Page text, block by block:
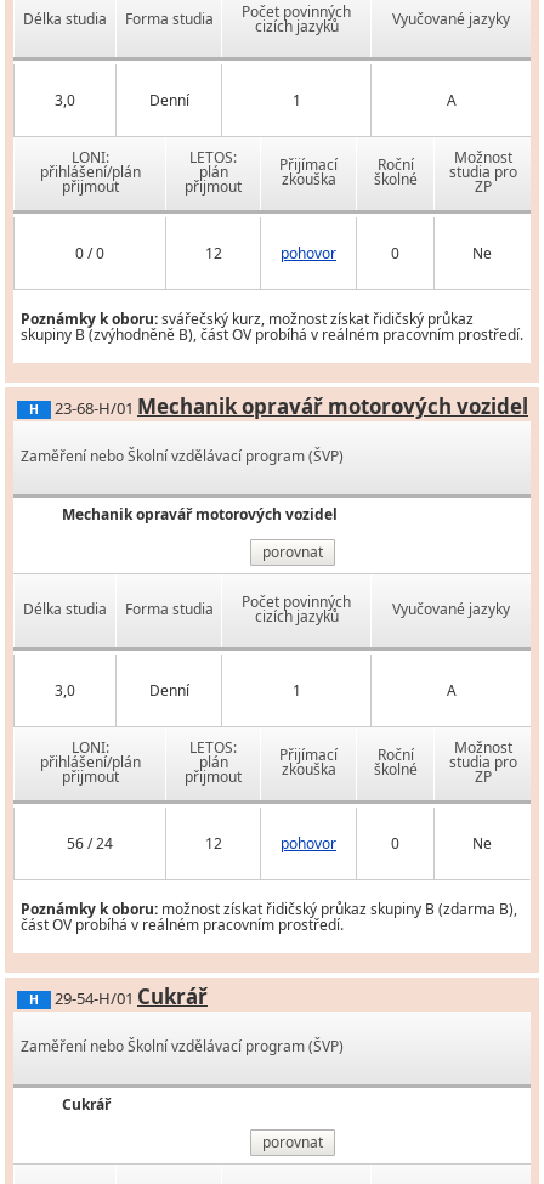
Délka studia Forma studia Počet povinných
cizích jazyků Vyučované jazyky
3,0 Denní 1 A
LONI:
přihlášení/plán
přijmout
LETOS:
plán
přijmout
Přijímací
zkouška
Roční
školné
Možnost
studia pro
ZP
0 / 0 12 pohovor 0 Ne
Poznámky k oboru:svářečský kurz, možnost získat řidičský průkaz
skupiny B (zvýhodněně B), část OV probíhá v reálném pracovním prostředí.
H 23-68-H/01 Mechanik opravář motorových vozidel
Zaměření nebo Školní vzdělávací program (ŠVP)
Mechanik opravář motorových vozidel
porovnat
Délka studia Forma studia Počet povinných
cizích jazyků Vyučované jazyky
3,0 Denní 1 A
LONI:
přihlášení/plán
přijmout
LETOS:
plán
přijmout
Přijímací
zkouška
Roční
školné
Možnost
studia pro
ZP
56 / 24 12 pohovor 0 Ne
Poznámky k oboru: možnost získat řidičský průkaz skupiny B (zdarma B),
část OV probíhá v reálném pracovním prostředí.
H 29-54-H/01 Cukrář
Zaměření nebo Školní vzdělávací program (ŠVP)
Cukrář
porovnat